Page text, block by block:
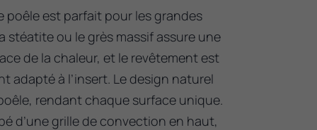
poêle est parfait pour les grandes
stéatite ou le grès massif assure une
de la chaleur, et le revêtement est
adapté à l’insert. Le design naturel
rendant chaque surface unique.
d’une grille de convection en haut,